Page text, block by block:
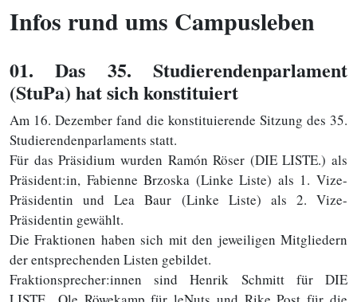
Infos rund ums Campusleben
01. Das 35. Studierendenparlament
(StuPa) hat sich konstituiert
Am 16. Dezember fand die konstituierende Sitzung des 35.
Studierendenparlaments statt.
Für das Präsidium wurden Ramón Röser (DIE LISTE.) als
Präsident:in, Fabienne Brzoska (Linke Liste) als 1. Vize-
Präsidentin und Lea Baur (Linke Liste) als 2. Vize-
Präsidentin gewählt.
Die Fraktionen haben sich mit den jeweiligen Mitgliedern
der entsprechenden Listen gebildet.
Fraktionsprecher:innen sind Henrik Schmitt für DIE